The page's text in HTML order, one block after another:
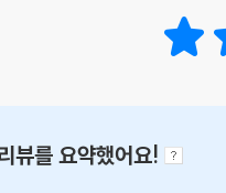
, 소유욕, 심리적 조종, 정
뷰를 요약했어요!